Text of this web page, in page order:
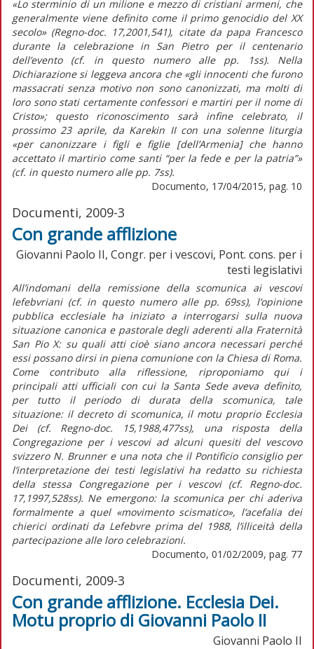
«Lo sterminio di un milione e mezzo di cristiani armeni, che
generalmente viene definito come il primo genocidio del XX
secolo» (Regno-doc. 17,2001,541), citate da papa Francesco
durante la celebrazione in San Pietro per il centenario
dell’evento (cf. in questo numero alle pp. 1ss). Nella
Dichiarazione si leggeva ancora che «gli innocenti che furono
massacrati senza motivo non sono canonizzati, ma molti di
loro sono stati certamente confessori e martiri per il nome di
Cristo»; questo riconoscimento sarà infine celebrato, il
prossimo 23 aprile, da Karekin II con una solenne liturgia
«per canonizzare i figli e figlie [dell’Armenia] che hanno
accettato il martirio come santi “per la fede e per la patria”»
(cf. in questo numero alle pp. 7ss).
Documento, 17/04/2015, pag. 10
Documenti, 2009-3
Con grande afflizione
Giovanni Paolo II, Congr. per i vescovi, Pont. cons. per i
testi legislativi
All’indomani della remissione della scomunica ai vescovi
lefebvriani (cf. in questo numero alle pp. 69ss), l’opinione
pubblica ecclesiale ha iniziato a interrogarsi sulla nuova
situazione canonica e pastorale degli aderenti alla Fraternità
San Pio X: su quali atti cioè siano ancora necessari perché
essi possano dirsi in piena comunione con la Chiesa di Roma.
Come contributo alla riflessione, riproponiamo qui i
principali atti ufficiali con cui la Santa Sede aveva definito,
per tutto il periodo di durata della scomunica, tale
situazione: il decreto di scomunica, il motu proprio Ecclesia
Dei (cf. Regno-doc. 15,1988,477ss), una risposta della
Congregazione per i vescovi ad alcuni quesiti del vescovo
svizzero N. Brunner e una nota che il Pontificio consiglio per
l’interpretazione dei testi legislativi ha redatto su richiesta
della stessa Congregazione per i vescovi (cf. Regno-doc.
17,1997,528ss). Ne emergono: la scomunica per chi aderiva
formalmente a quel «movimento scismatico», l’acefalia dei
chierici ordinati da Lefebvre prima del 1988, l’illiceità della
partecipazione alle loro celebrazioni.
Documento, 01/02/2009, pag. 77
Documenti, 2009-3
Con grande afflizione. Ecclesia Dei.
Motu proprio di Giovanni Paolo II
Giovanni Paolo II